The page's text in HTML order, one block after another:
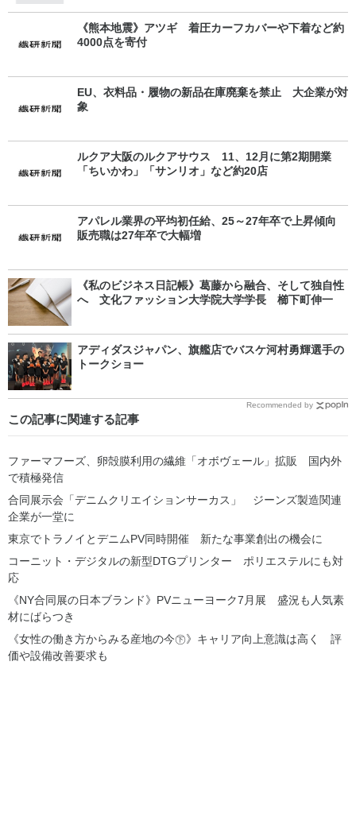
《熊本地震》アツギ 着圧カーフカバーや下着など約
4000点を寄付
EU、衣料品・履物の新品在庫廃棄を禁止 大企業が対
象
ルクア大阪のルクアサウス 11、12月に第2期開業
「ちいかわ」「サンリオ」など約20店
アパレル業界の平均初任給、25～27年卒で上昇傾向
販売職は27年卒で大幅増
《私のビジネス日記帳》葛藤から融合、そして独自性
へ 文化ファッション大学院大学学長 櫛下町伸一
アディダスジャパン、旗艦店でバスケ河村勇輝選手の
トークショー
Recommended by
この記事に関連する記事
ファーマフーズ、卵殻膜利用の繊維「オボヴェール」拡販 国内外
で積極発信
合同展示会「デニムクリエイションサーカス」 ジーンズ製造関連
企業が一堂に
東京でトラノイとデニムPV同時開催 新たな事業創出の機会に
コーニット・デジタルの新型DTGプリンター ポリエステルにも対
応
《NY合同展の日本ブランド》PVニューヨーク7月展 盛況も人気素
材にばらつき
《女性の働き方からみる産地の今㊦》キャリア向上意識は高く 評
価や設備改善要求も